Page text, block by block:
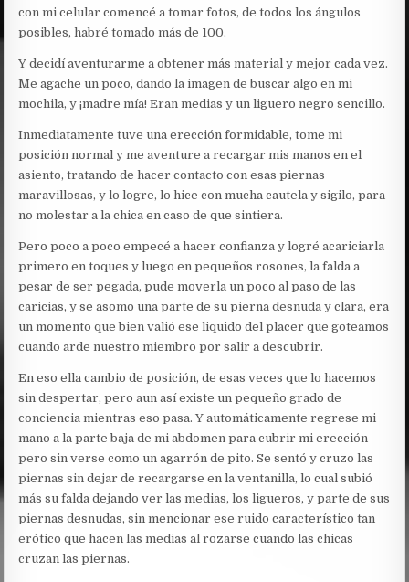
con mi celular comencé a tomar fotos, de todos los ángulos
posibles, habré tomado más de 100.
Y decidí aventurarme a obtener más material y mejor cada vez.
Me agache un poco, dando la imagen de buscar algo en mi
mochila, y ¡madre mía! Eran medias y un liguero negro sencillo.
Inmediatamente tuve una erección formidable, tome mi
posición normal y me aventure a recargar mis manos en el
asiento, tratando de hacer contacto con esas piernas
maravillosas, y lo logre, lo hice con mucha cautela y sigilo, para
no molestar a la chica en caso de que sintiera.
Pero poco a poco empecé a hacer confianza y logré acariciarla
primero en toques y luego en pequeños rosones, la falda a
pesar de ser pegada, pude moverla un poco al paso de las
caricias, y se asomo una parte de su pierna desnuda y clara, era
un momento que bien valió ese liquido del placer que goteamos
cuando arde nuestro miembro por salir a descubrir.
En eso ella cambio de posición, de esas veces que lo hacemos
sin despertar, pero aun así existe un pequeño grado de
conciencia mientras eso pasa. Y automáticamente regrese mi
mano a la parte baja de mi abdomen para cubrir mi erección
pero sin verse como un agarrón de pito. Se sentó y cruzo las
piernas sin dejar de recargarse en la ventanilla, lo cual subió
más su falda dejando ver las medias, los ligueros, y parte de sus
piernas desnudas, sin mencionar ese ruido característico tan
erótico que hacen las medias al rozarse cuando las chicas
cruzan las piernas.